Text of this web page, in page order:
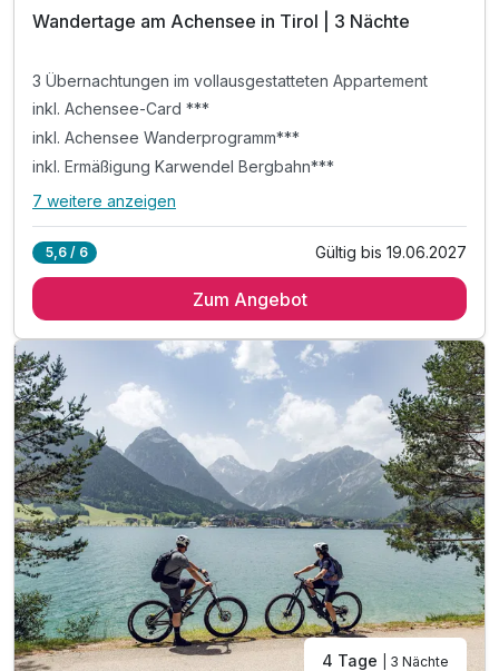
Wandertage am Achensee in Tirol | 3 Nächte
3 Übernachtungen im vollausgestatteten Appartement
inkl. Achensee-Card ***
inkl. Achensee Wanderprogramm***
inkl. Ermäßigung Karwendel Bergbahn***
Alle Inklusivleistungen
inkl. Achensee-Card ***
inkl. Ermäßigung Karwendel Bergbahn***
inkl. Nutzung Regio Busse***
Tipp: Brötchenservice auf Bestellung
Tipp: Wanderparadies Rofan
Tipp: Wandern am Zwölferkopf
Tipp: Direkt am Karwendel-Naturschutzgebiet
ACHTUNG: Endreinigung & OT nicht inkludiert**
ACHTUNG: Aufpreis 3te & 4te Person*
7 weitere anzeigen
5,6 / 6 Gültig bis 19.06.2027
Zum Angebot
4 Tage | 3 Nächte